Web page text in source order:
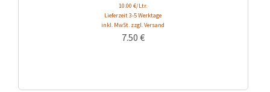
10.00 €/Ltr.
Lieferzeit 3-5 Werktage
inkl. MwSt. zzgl. Versand
7.50 €